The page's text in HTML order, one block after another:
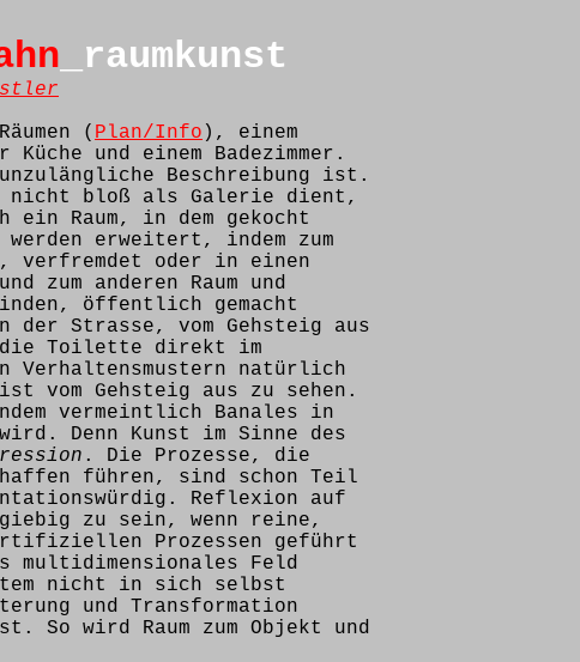
_raumkunst
( Plan/Info ), einem
und einem Badezimmer.
Beschreibung ist.
nicht bloß als Galerie dient,
Raum, in dem gekocht
erweitert, indem zum
verfremdet oder in einen
zum anderen Raum und
öffentlich gemacht
der Strasse, vom Gehsteig aus
die Toilette direkt im
Verhaltensmustern natürlich
vom Gehsteig aus zu sehen.
vermeintlich Banales in
Denn Kunst im Sinne des
. Die Prozesse, die
führen, sind schon Teil
Reflexion auf
zu sein, wenn reine,
Prozessen geführt
Feld
nicht in sich selbst
und Transformation
wird Raum zum Objekt und